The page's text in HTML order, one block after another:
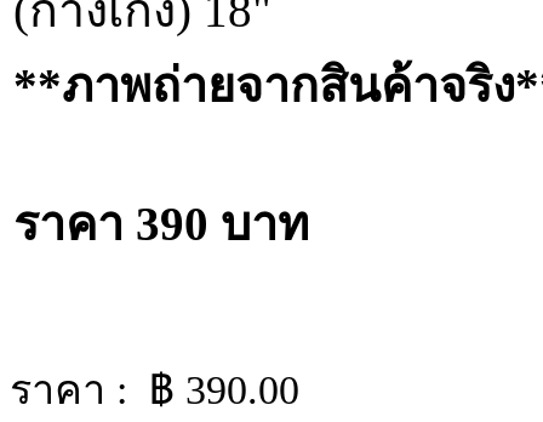
**ภาพถ่ายจากสินค้าจริง
ราคา 390 บาท
ราคา : ฿ 390.00